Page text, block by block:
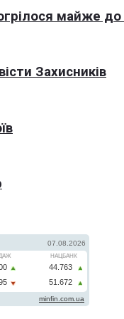
майже до
Захисників